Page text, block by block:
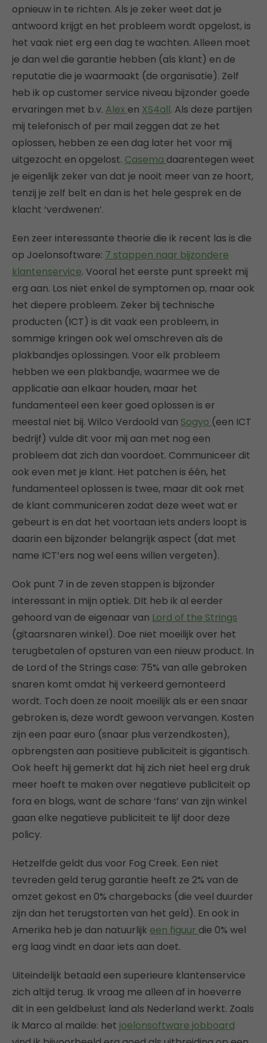
opnieuw in te richten. Als je zeker weet dat je
antwoord krijgt en het probleem wordt opgelost, is
het vaak niet erg een dag te wachten. Alleen moet
je dan wel die garantie hebben (als klant) en de
reputatie die je waarmaakt (de organisatie). Zelf
heb ik op customer service niveau bijzonder goede
ervaringen met b.v. Alex en XS4all. Als deze partijen
mij telefonisch of per mail zeggen dat ze het
oplossen, hebben ze een dag later het voor mij
uitgezocht en opgelost. Casema daarentegen weet
je eigenlijk zeker van dat je nooit meer van ze hoort,
tenzij je zelf belt en dan is het hele gesprek en de
klacht ‘verdwenen’.
Een zeer interessante theorie die ik recent las is die
op Joelonsoftware: 7 stappen naar bijzondere
klantenservice. Vooral het eerste punt spreekt mij
erg aan. Los niet enkel de symptomen op, maar ook
het diepere probleem. Zeker bij technische
producten (ICT) is dit vaak een probleem, in
sommige kringen ook wel omschreven als de
plakbandjes oplossingen. Voor elk probleem
hebben we een plakbandje, waarmee we de
applicatie aan elkaar houden, maar het
fundamenteel een keer goed oplossen is er
meestal niet bij. Wilco Verdoold van Sogyo (een ICT
bedrijf) vulde dit voor mij aan met nog een
probleem dat zich dan voordoet. Communiceer dit
ook even met je klant. Het patchen is één, het
fundamenteel oplossen is twee, maar dit ook met
de klant communiceren zodat deze weet wat er
gebeurt is en dat het voortaan iets anders loopt is
daarin een bijzonder belangrijk aspect (dat met
name ICT’ers nog wel eens willen vergeten).
Ook punt 7 in de zeven stappen is bijzonder
interessant in mijn optiek. DIt heb ik al eerder
gehoord van de eigenaar van Lord of the Strings
(gitaarsnaren winkel). Doe niet moeilijk over het
terugbetalen of opsturen van een nieuw product. In
de Lord of the Strings case: 75% van alle gebroken
snaren komt omdat hij verkeerd gemonteerd
wordt. Toch doen ze nooit moeilijk als er een snaar
gebroken is, deze wordt gewoon vervangen. Kosten
zijn een paar euro (snaar plus verzendkosten),
opbrengsten aan positieve publiciteit is gigantisch.
Ook heeft hij gemerkt dat hij zich niet heel erg druk
meer hoeft te maken over negatieve publiciteit op
fora en blogs, want de schare ‘fans’ van zijn winkel
gaan elke negatieve publiciteit te lijf door deze
policy.
Hetzelfde geldt dus voor Fog Creek. Een niet
tevreden geld terug garantie heeft ze 2% van de
omzet gekost en 0% chargebacks (die veel duurder
zijn dan het terugstorten van het geld). En ook in
Amerika heb je dan natuurlijk een figuur die 0% wel
erg laag vindt en daar iets aan doet.
Uiteindelijk betaald een superieure klantenservice
zich altijd terug. Ik vraag me alleen af in hoeverre
dit in een geldbelust land als Nederland werkt. Zoals
ik Marco al mailde: het joelonsoftware jobboard